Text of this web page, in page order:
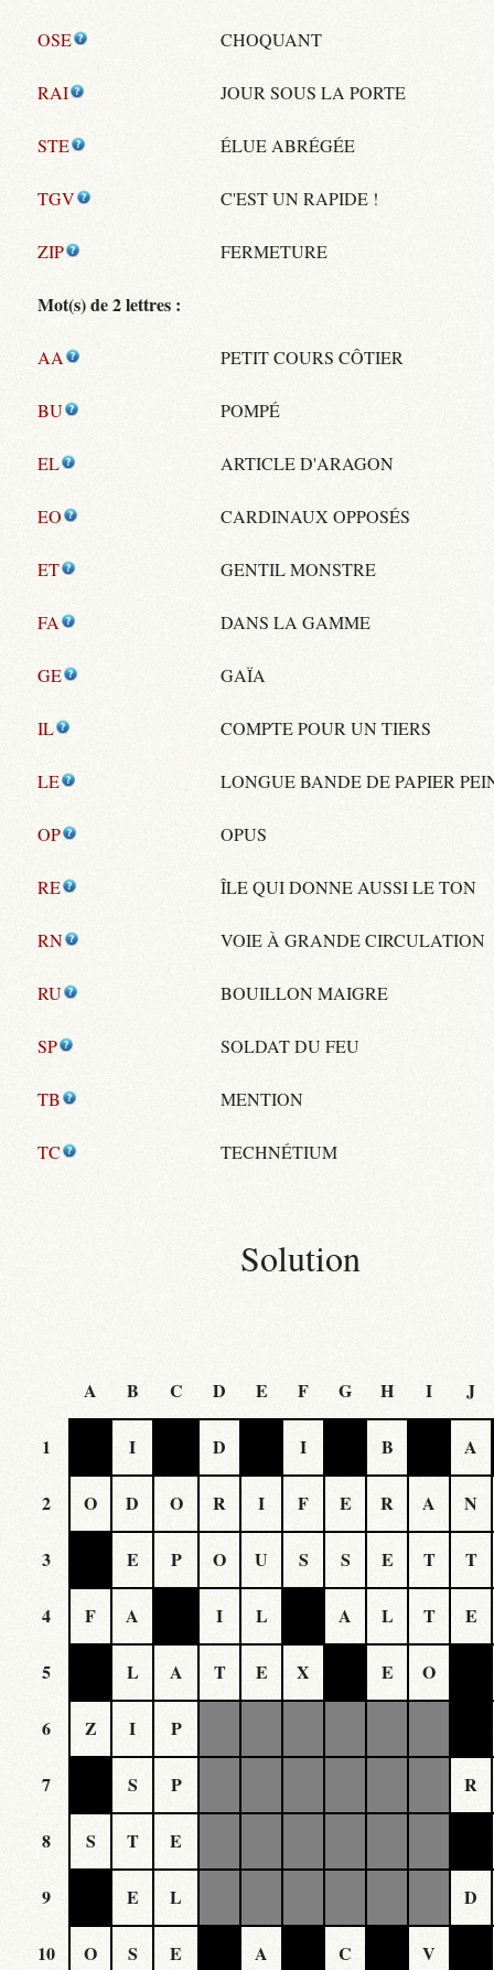
OSE CHOQUANT
RAI JOUR SOUS LA PORTE
STE ÉLUE ABRÉGÉE
TGV C'EST UN RAPIDE !
ZIP FERMETURE
Mot(s) de 2 lettres :
AA PETIT COURS CÔTIER
BU POMPÉ
EL ARTICLE D'ARAGON
EO CARDINAUX OPPOSÉS
ET GENTIL MONSTRE
FA DANS LA GAMME
GE GAÏA
IL COMPTE POUR UN TIERS
LE LONGUE BANDE DE PAPIER
OP OPUS
RE ÎLE QUI DONNE AUSSI LE TON
RN VOIE À GRANDE CIRCULATION
RU BOUILLON MAIGRE
SP SOLDAT DU FEU
TB MENTION
TC TECHNÉTIUM
Solution
A B C D E F G H I J
1 I D I B A
2 O D O R I F E R A N
3 E P O U S S E T T
4 F A I L A L T E
5 L A T E X E O
6 Z I P
7 S P R
8 S T E
9 E L D
10 O S E A C V